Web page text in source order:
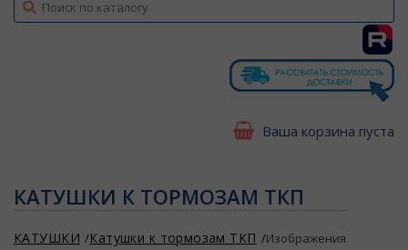
Ваша корзина пуста
КАТУШКИ К ТОРМОЗАМ ТКП
КАТУШКИ Катушки к тормозам ТКП Изображения